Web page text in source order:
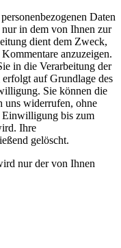
Daten
in dem von Ihnen zur
dient dem Zweck,
anzuzeigen.
in die Verarbeitung der
auf Grundlage des
Sie können die
widerrufen, ohne
Einwilligung bis zum
Ihre
gelöscht.
nur der von Ihnen